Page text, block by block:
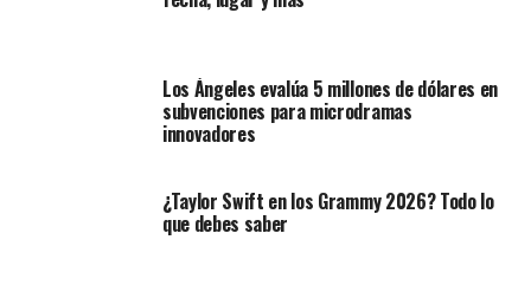
Los Ángeles evalúa 5 millones de dólares en
subvenciones para microdramas
innovadores
¿Taylor Swift en los Grammy 2026? Todo lo
que debes saber